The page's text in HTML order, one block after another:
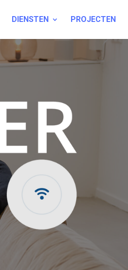
DIENSTEN PROJECTEN